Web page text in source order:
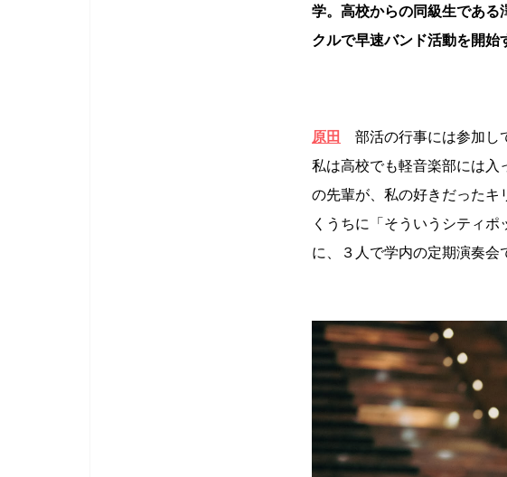
学。高校からの同級生であ
クルで早速バンド活動を開始
原田
部活の行事には参加し
私は高校でも軽音楽部には
の先輩が、私の好きだった
くうちに「そういうシティ
に、３人で学内の定期演奏会